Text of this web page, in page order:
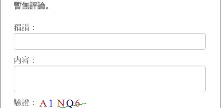
暫無評論。
稱謂：
内容：
驗證：